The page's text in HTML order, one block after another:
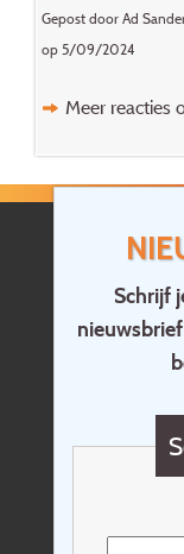
Schrijf
Gepost door Ad
op 5/09/2024
Meer reacties